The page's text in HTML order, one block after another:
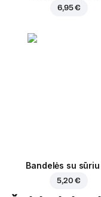
6,95 €
Bandelės su sūriu
5,20 €